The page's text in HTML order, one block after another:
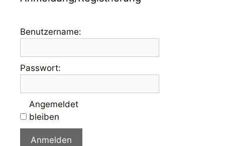
Benutzername:
Passwort:
Angemeldet
bleiben
Anmelden